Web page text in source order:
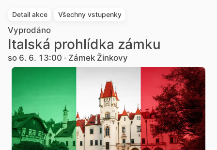
Detail akce Všechny vstupenky
Vyprodáno
Italská prohlídka zámku
so 6. 6. 13:00 · Zámek Žinkovy